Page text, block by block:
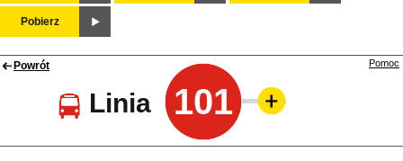
Pobierz
Powrót
Linia 101
Pomoc